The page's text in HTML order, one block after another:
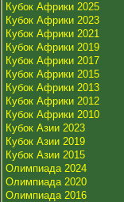
Кубок Африки 2025
Кубок Африки 2023
Кубок Африки 2021
Кубок Африки 2019
Кубок Африки 2017
Кубок Африки 2015
Кубок Африки 2013
Кубок Африки 2012
Кубок Африки 2010
Кубок Азии 2023
Кубок Азии 2019
Кубок Азии 2015
Олимпиада 2024
Олимпиада 2020
Олимпиада 2016